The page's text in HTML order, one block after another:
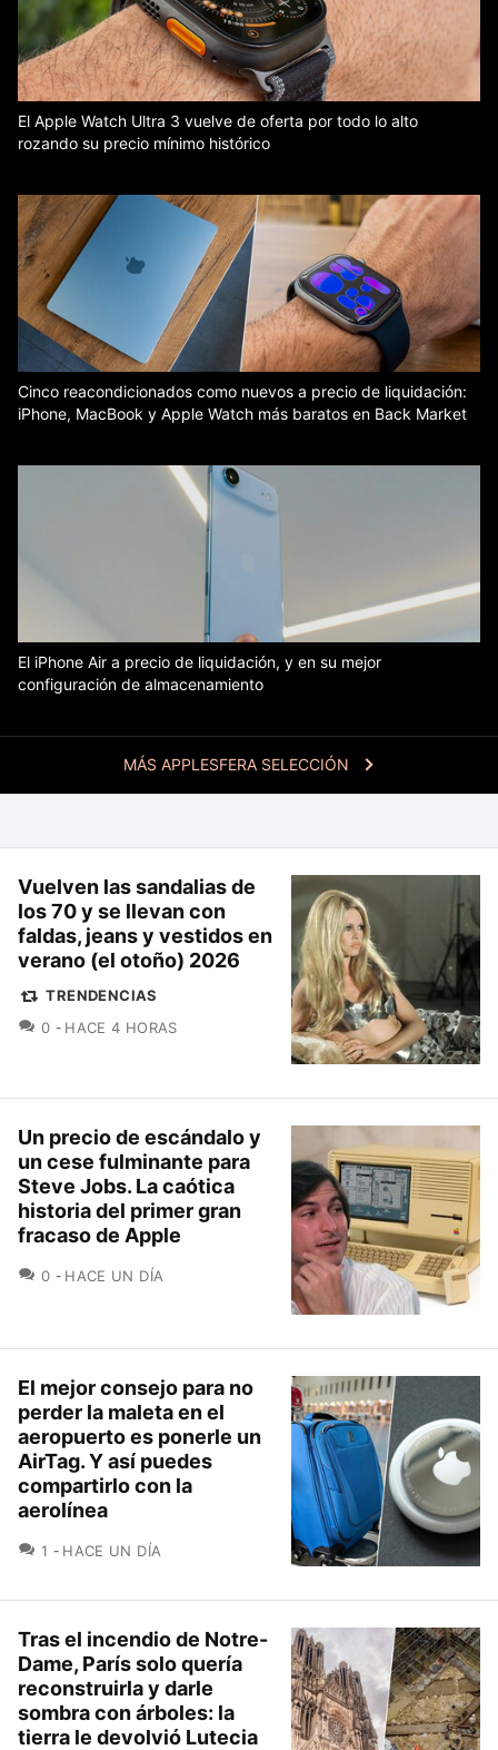
MÁS APPLESFERA SELECCIÓN
El Apple Watch Ultra 3 vuelve de oferta por todo lo alto
rozando su precio mínimo histórico
Cinco reacondicionados como nuevos a precio de liquidación:
iPhone, MacBook y Apple Watch más baratos en Back Market
El iPhone Air a precio de liquidación, y en su mejor
configuración de almacenamiento
Vuelven las sandalias de
los 70 y se llevan con
faldas, jeans y vestidos en
verano (el otoño) 2026
TRENDENCIAS
0 COMENTARIOS
HACE 4 HORAS
Un precio de escándalo y
un cese fulminante para
Steve Jobs. La caótica
historia del primer gran
fracaso de Apple
0 COMENTARIOS
HACE UN DÍA
El mejor consejo para no
perder la maleta en el
aeropuerto es ponerle un
AirTag. Y así puedes
compartirlo con la
aerolínea
1 COMENTARIOS
HACE UN DÍA
Tras el incendio de Notre-
Dame, París solo quería
reconstruirla y darle
sombra con árboles: la
tierra le devolvió Lutecia